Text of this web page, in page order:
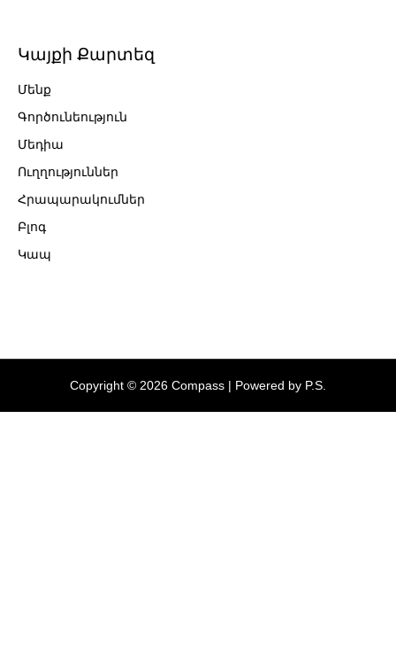
Կայքի Քարտեզ
Մենք
Գործունեություն
Մեդիա
Ուղղություններ
Հրապարակումներ
Բլոգ
Կապ
Copyright © 2026 Compass | Powered by P.S.